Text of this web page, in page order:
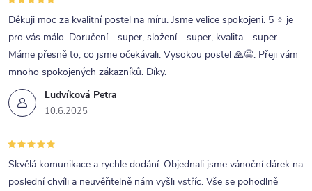
Ludvíková Petra
10.6.2025
Děkuji moc za kvalitní postel na míru. Jsme velice spokojeni. 5 ⭐ je
pro vás málo. Doručení - super, složení - super, kvalita - super.
Máme přesně to, co jsme očekávali. Vysokou postel 🙏😉. Přeji vám
mnoho spokojených zákazníků. Díky.
Skvělá komunikace a rychle dodání. Objednali jsme vánoční dárek na
poslední chvíli a neuvěřitelně nám vyšli vstříc. Vše se pohodlně